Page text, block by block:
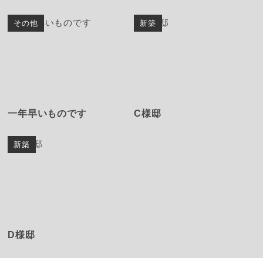
その他
一年早いものです
新築
C様邸
新築
D様邸